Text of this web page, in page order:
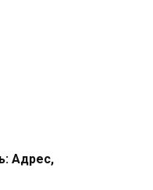
Адрес,